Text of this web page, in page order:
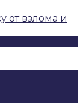
от взлома и